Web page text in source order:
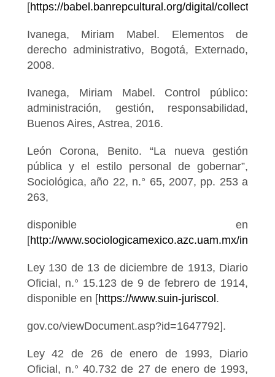
[https://babel.banrepcultural.org/digital/collection/
Ivanega, Miriam Mabel. Elementos de
derecho administrativo, Bogotá, Externado,
2008.
Ivanega, Miriam Mabel. Control público:
administración, gestión, responsabilidad,
Buenos Aires, Astrea, 2016.
León Corona, Benito. “La nueva gestión
pública y el estilo personal de gobernar”,
Sociológica, año 22, n.° 65, 2007, pp. 253 a
263,
disponible en
[http://www.sociologicamexico.azc.uam.mx/
Ley 130 de 13 de diciembre de 1913, Diario
Oficial, n.° 15.123 de 9 de febrero de 1914,
disponible en [https://www.suin-juriscol .
gov.co/viewDocument.asp?id=1647792].
Ley 42 de 26 de enero de 1993, Diario
Oficial, n.° 40.732 de 27 de enero de 1993,